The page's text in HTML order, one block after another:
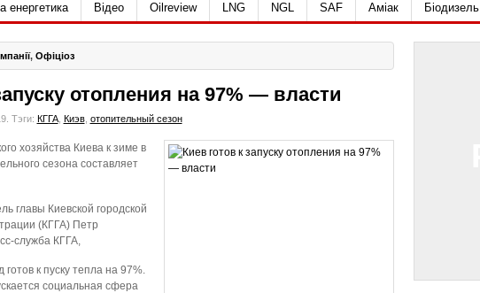
енергетика Відео Oilreview LNG NGL SAF Аміак Біодизель
, Офіціоз
отопления на 97% — власти
Тэги: КГГА, Киэв, отопительный сезон
хозяйства Киева к зиме в
сезона составляет
главы Киевской городской
(КГГА) Петр
служба КГГА,
к пуску тепла на 97%.
социальная сфера